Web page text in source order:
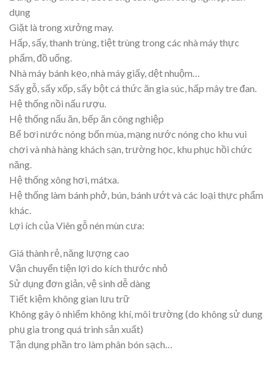
dụng
Giặt là trong xưởng may.
Hấp, sấy, thanh trùng, tiệt trùng trong các nhà máy thực
phẩm, đồ uống.
Nhà máy bánh kẹo, nhà máy giấy, dệt nhuộm…
Sấy gỗ, sấy xốp, sấy bột cá thức ăn gia súc, hấp mây tre đan.
Hệ thống nồi nấu rượu.
Hệ thống nấu ăn, bếp ăn công nghiệp
Bể bơi nước nóng bốn mùa, mạng nước nóng cho khu vui
chơi và nhà hàng khách sạn, trường học, khu phục hồi chức
năng.
Hệ thống xông hơi, mátxa.
Hệ thống làm bánh phở, bún, bánh ướt và các loại thực phẩm
khác.
Lợi ích của Viên gỗ nén mùn cưa:
Giá thành rẻ, năng lượng cao
Vận chuyển tiện lợi do kích thước nhỏ
Sử dụng đơn giản, vệ sinh dễ dàng
Tiết kiệm không gian lưu trữ
Không gây ô nhiểm không khí, môi trường (do không sử dung
phụ gia trong quá trình sản xuất)
Tận dụng phần tro làm phân bón sạch…